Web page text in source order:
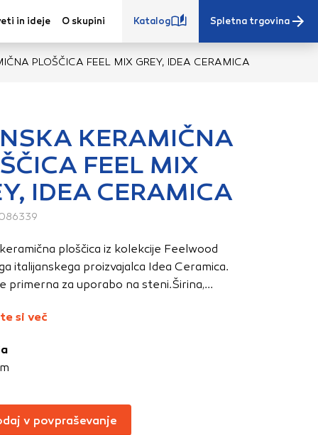
in ideje O skupini Katalog Spletna trgovina
PLOŠČICA FEEL MIX GREY, IDEA CERAMICA
KERAMIČNA
FEEL MIX
IDEA CERAMICA
ploščica iz kolekcije Feelwood
italijanskega proizvajalca Idea Ceramica.
primerna za uporabo na steni.Širina,...
si več
v povpraševanje
iz vašega
vaše nastavitve,
Te
Klikajte
Blokiranje
Več
izklopiti.
na primer
ne bodo